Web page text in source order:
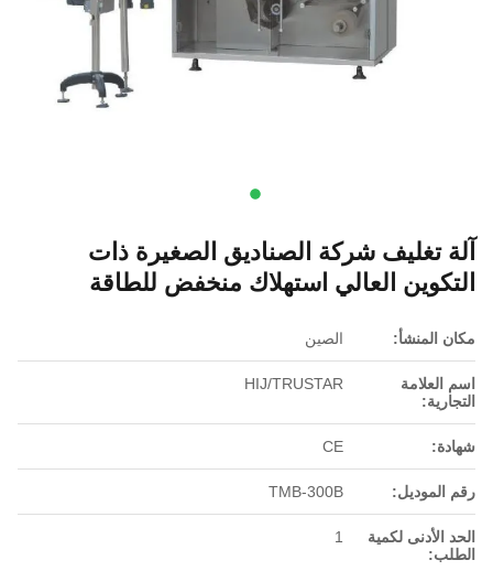
آلة تغليف شركة الصناديق الصغيرة ذات
التكوين العالي استهلاك منخفض للطاقة
مكان المنشأ: الصين
اسم العلامة
التجارية:
HIJ/TRUSTAR
شهادة: CE
رقم الموديل: TMB-300B
الحد الأدنى لكمية
الطلب:
1